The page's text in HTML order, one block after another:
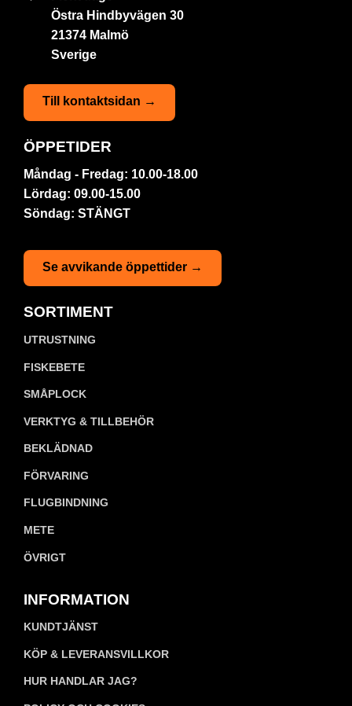
Östra Hindbyvägen 30
21374 Malmö
Sverige
Till kontaktsidan →
ÖPPETIDER
Måndag - Fredag: 10.00-18.00
Lördag: 09.00-15.00
Söndag: STÄNGT
Se avvikande öppettider →
SORTIMENT
UTRUSTNING
FISKEBETE
SMÅPLOCK
VERKTYG & TILLBEHÖR
BEKLÄDNAD
FÖRVARING
FLUGBINDNING
METE
ÖVRIGT
INFORMATION
KUNDTJÄNST
KÖP & LEVERANSVILLKOR
HUR HANDLAR JAG?